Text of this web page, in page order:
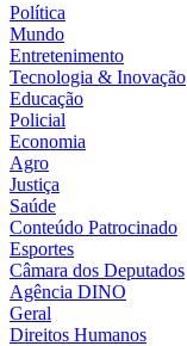
Política
Mundo
Entretenimento
Tecnologia & Inovação
Educação
Policial
Economia
Agro
Justiça
Saúde
Conteúdo Patrocinado
Esportes
Câmara dos Deputados
Agência DINO
Geral
Direitos Humanos